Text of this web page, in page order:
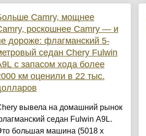
Camry, мощнее
роскошнее Camry — и
дороже: флагманский 5-
седан Chery Fulwin
с запасом хода более
км оценили в 22 тыс.
вывела на домашний рынок
седан Fulwin A9L.
большая машина (5018 х